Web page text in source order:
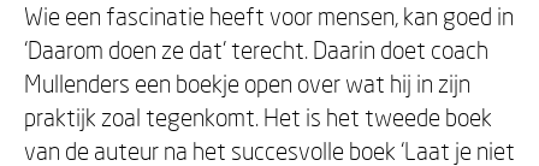
Wie een fascinatie heeft voor mensen, kan goed in
‘Daarom doen ze dat’ terecht. Daarin doet coach
Mullenders een boekje open over wat hij in zijn
praktijk zoal tegenkomt. Het is het tweede boek
van de auteur na het succesvolle boek ‘Laat je niet